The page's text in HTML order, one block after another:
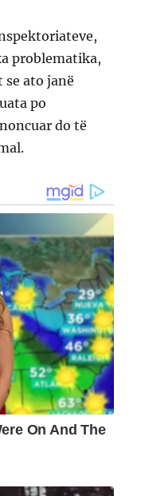
problematika,
ato janë
po
do të